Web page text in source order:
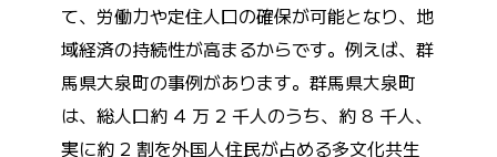
て、労働力や定住人口の確保が可能となり、地
域経済の持続性が高まるからです。例えば、群
馬県大泉町の事例があります。群馬県大泉町
は、総人口約 4 万 2 千人のうち、約 8 千人、
実に約 2 割を外国人住民が占める多文化共生